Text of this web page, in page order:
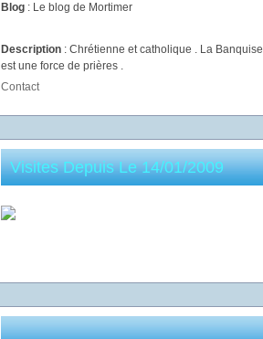
Blog : Le blog de Mortimer
Description : Chrétienne et catholique . La Banquise
est une force de prières .
Contact
Visites Depuis Le 14/01/2009